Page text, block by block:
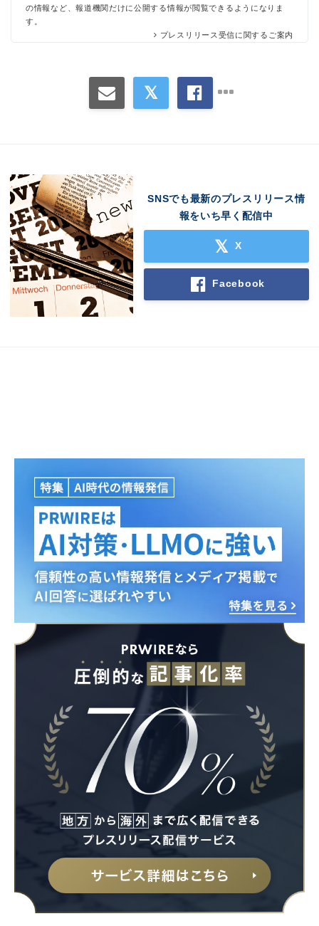
の情報など、報道機関だけに公開する情報が閲覧できるようになりま
す。
プレスリリース受信に関するご案内
SNSでも最新のプレスリリース情
報をいち早く配信中
X
Facebook
Japanese